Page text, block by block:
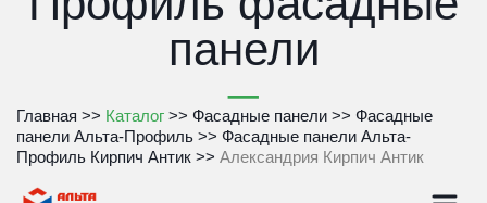
панели
Главная >> Каталог >> Фасадные панели >> Фасадные
панели Альта-Профиль >> Фасадные панели Альта-
Профиль Кирпич Антик >> Александрия Кирпич Антик